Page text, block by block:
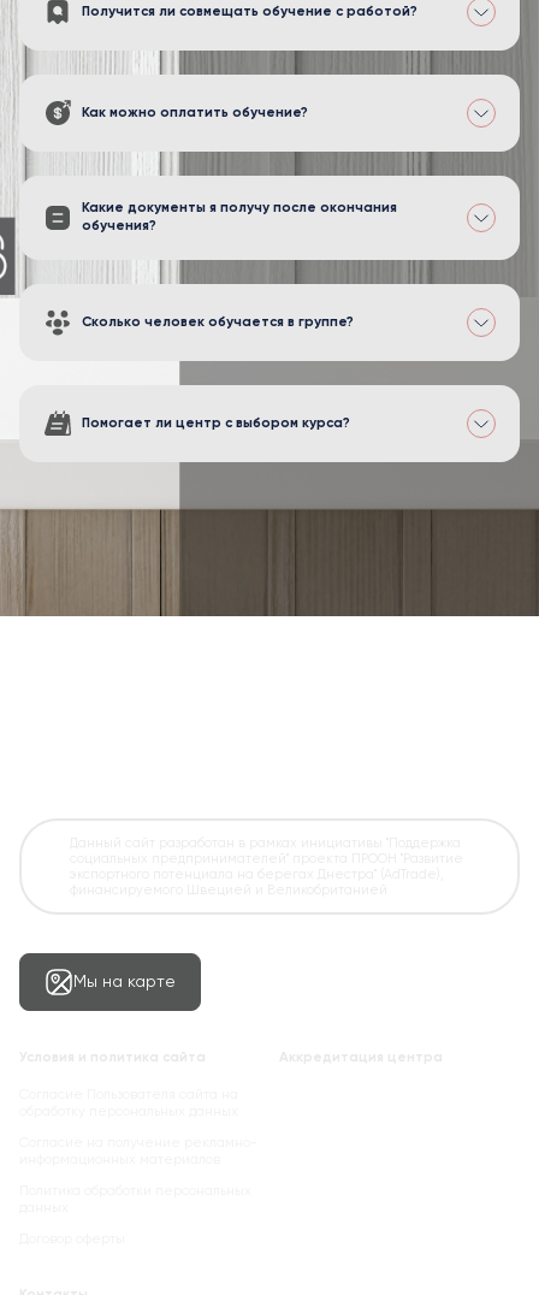
Получится ли совмещать обучение с работой?
Как можно оплатить обучение?
Какие документы я получу после окончания
обучения?
Сколько человек обучается в группе?
Помогает ли центр с выбором курса?
Мы на карте